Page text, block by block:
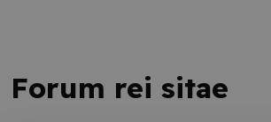
Forum rei sitae